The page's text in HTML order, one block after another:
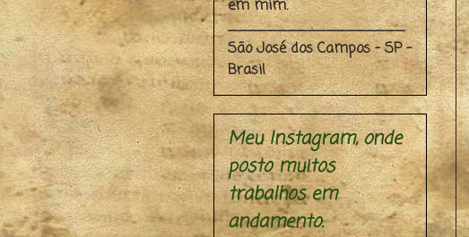
em mim.
__________________
São José dos Campos - SP -
Brasil
Meu Instagram, onde
posto muitos
trabalhos em
andamento.